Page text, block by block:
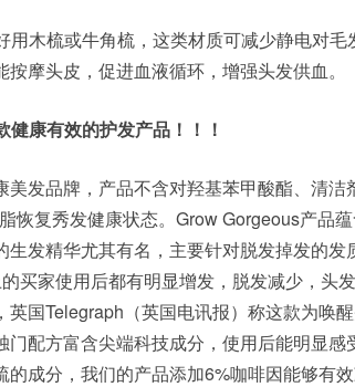
用木梳或牛角梳，这类材质可减少静电对
摩头皮，促进血液循环，增强头发供血。
康有效的护发产品！！！
美发品牌，产品不含对羟基苯甲酸酯、清洁
恢复秀发健康状态。Grow Gorgeous产品
发精华尤其有名，主要针对脱发掉发的发
买家使用后都有明显增发，脱发减少，头
国Telegraph（英国电讯报）称这款为唤
门配方富含尖端科技成分，使用后能明显
成分，我们的产品添加6%咖啡因能够有